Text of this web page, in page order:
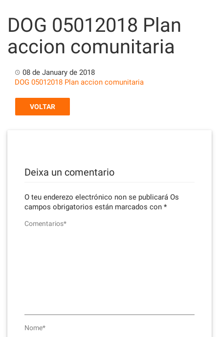
content
DOG 05012018 Plan
accion comunitaria
08 de January de 2018
DOG 05012018 Plan accion comunitaria
VOLTAR
Deixa un comentario
O teu enderezo electrónico non se publicará Os
campos obrigatorios están marcados con *
Comentarios*
Nome*